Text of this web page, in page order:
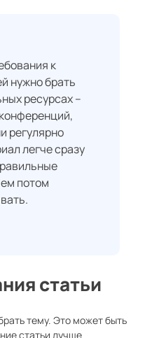
к
нужно брать
ресурсах –
регулярно
легче сразу
потом
статьи
тему. Это может быть
статьи лучше